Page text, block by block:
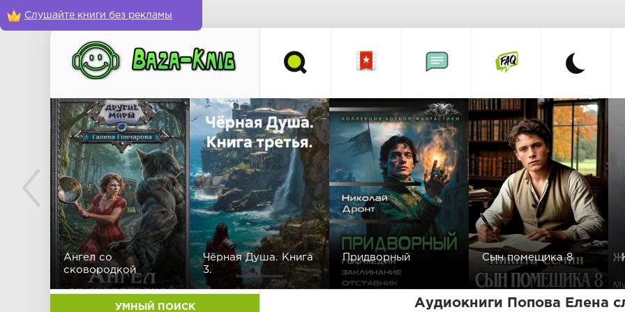
Слушайте книги без рекламы
Ангел со
сковородкой
Чёрная Душа. Книга
3.
Придворный Сын помещика 8
УМНЫЙ ПОИСК Аудиокниги Попова Елена